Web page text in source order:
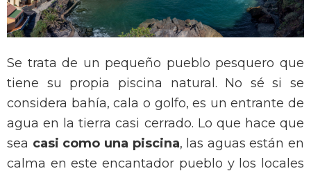
Se trata de un pequeño pueblo pesquero que
tiene su propia piscina natural. No sé si se
considera bahía, cala o golfo, es un entrante de
agua en la tierra casi cerrado. Lo que hace que
sea casi como una piscina, las aguas están en
calma en este encantador pueblo y los locales